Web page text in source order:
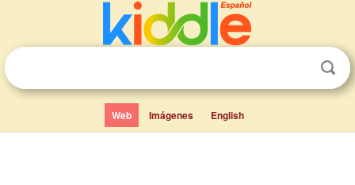
Web Imágenes English